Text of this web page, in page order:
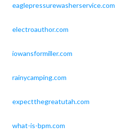
eaglepressurewasherservice.com
electroauthor.com
iowansformiller.com
rainycamping.com
expectthegreatutah.com
what-is-bpm.com